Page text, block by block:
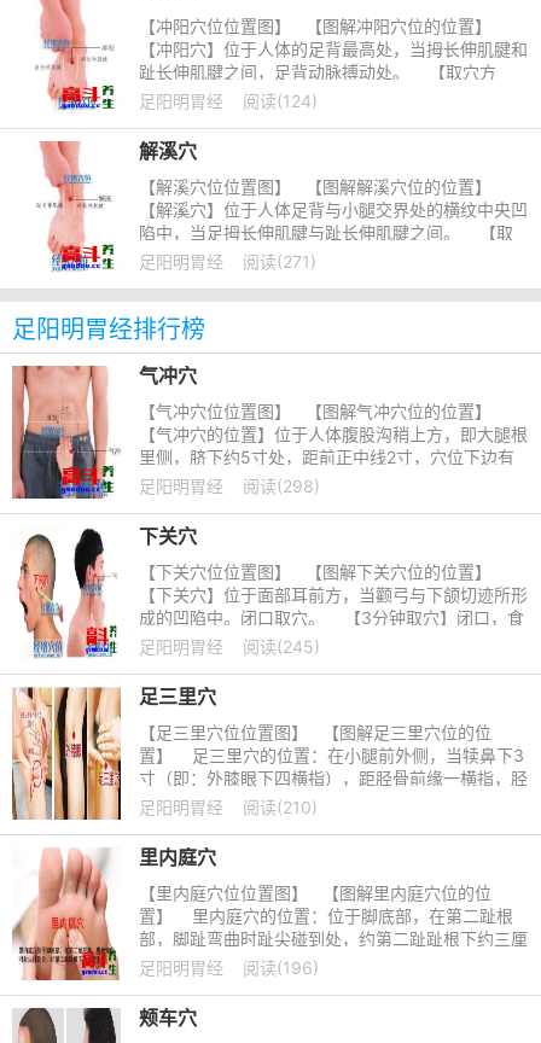
【冲阳穴位位置图】 【图解冲阳穴位的位置】
【冲阳穴】位于人体的足背最高处，当拇长伸肌腱和
趾长伸肌腱之间，足背动脉搏动处。 【取穴方
法】正坐垂或仰卧位
足阳明胃经 阅读(124)
解溪穴
【解溪穴位位置图】 【图解解溪穴位的位置】
【解溪穴】位于人体足背与小腿交界处的横纹中央凹
陷中，当足拇长伸肌腱与趾长伸肌腱之间。 【取
穴方法】取该穴道
足阳明胃经 阅读(271)
足阳明胃经排行榜
气冲穴
【气冲穴位位置图】 【图解气冲穴位的位置】
【气冲穴的位置】位于人体腹股沟稍上方，即大腿根
里侧，脐下约5寸处，距前正中线2寸，穴位下边有
一根跳动的动脉，即腹股沟动脉。&nb
足阳明胃经 阅读(298)
下关穴
【下关穴位位置图】 【图解下关穴位的位置】
【下关穴】位于面部耳前方，当颧弓与下颌切迹所形
成的凹陷中。闭口取穴。 【3分钟取穴】闭口，食
指、中指并拢，食
足阳明胃经 阅读(245)
足三里穴
【足三里穴位位置图】 【图解足三里穴位的位
置】 足三里穴的位置：在小腿前外侧，当犊鼻下3
寸（即：外膝眼下四横指），距胫骨前缘一横指，胫
骨前肌上。 &
足阳明胃经 阅读(210)
里内庭穴
【里内庭穴位位置图】 【图解里内庭穴位的位
置】 里内庭穴的位置：位于脚底部，在第二趾根
部，脚趾弯曲时趾尖碰到处，约第二趾趾根下约三厘
米处。
足阳明胃经 阅读(196)
颊车穴